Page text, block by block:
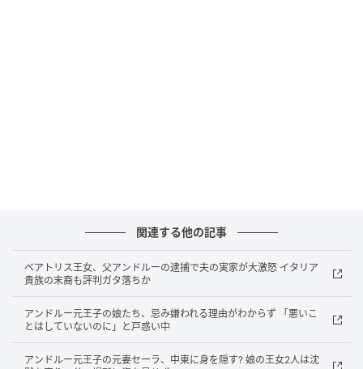
関連する他の記事
ベアトリス王女、父アンドルーの逮捕で夫の実家が大激怒 イタリア
貴族の末裔も評判ガタ落ちか
アンドルー元王子の娘たち、忌み嫌われる理由がわからず 「悪いこ
とはしていないのに」と戸惑い中
アンドルー元王子の元妻セーラ、中東に身を隠す? 娘の王女2人は沈